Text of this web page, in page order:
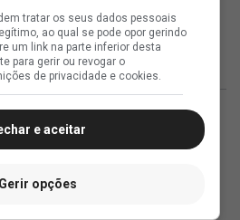
tratar os seus dados pessoais
ao qual se pode opor gerindo
um link na parte inferior desta
para gerir ou revogar o
de privacidade e cookies.
e aceitar
Gerir opções